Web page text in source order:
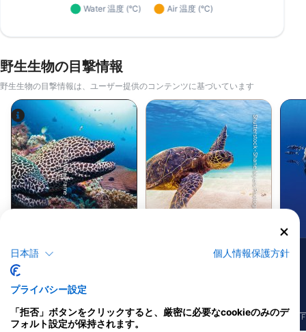
野生生物の目撃情報
野生生物の目撃情報は、ユーザー提供のコンテンツに基づいています
Alamy-WaterFrame
5
J F M A M J J A S O N D
Shutterstock-Shane Myers Photography
目撃例
F M A M J J A S O N D F
日本語 個人情報保護方針
プライバシー設定
「拒否」ボタンをクリックすると、厳密に必要なcookieのみのデ
フォルト設定が保持されます。